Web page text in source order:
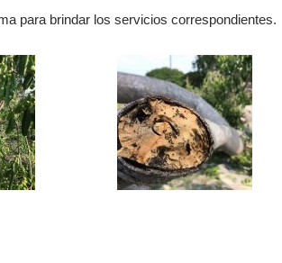
para brindar los servicios correspondientes.